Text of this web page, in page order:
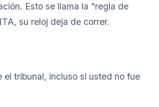
Esto se llama la "regla de
su reloj deja de correr.
tribunal, incluso si usted no fue